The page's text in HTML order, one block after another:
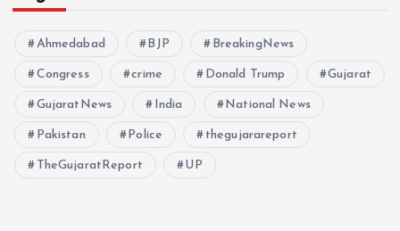
Ahmedabad BJP BreakingNews
Congress crime Donald Trump Gujarat
GujaratNews India National News
Pakistan Police thegujarareport
TheGujaratReport UP